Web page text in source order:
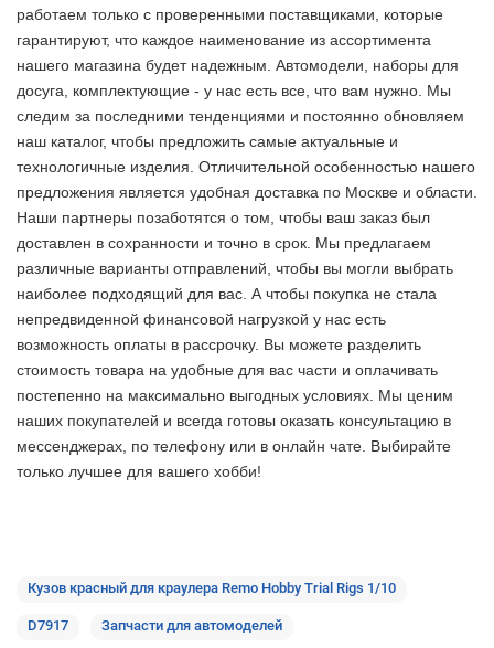
работаем только с проверенными поставщиками, которые
гарантируют, что каждое наименование из ассортимента
нашего магазина будет надежным. Автомодели, наборы для
досуга, комплектующие - у нас есть все, что вам нужно. Мы
следим за последними тенденциями и постоянно обновляем
наш каталог, чтобы предложить самые актуальные и
технологичные изделия. Отличительной особенностью нашего
предложения является удобная доставка по Москве и области.
Наши партнеры позаботятся о том, чтобы ваш заказ был
доставлен в сохранности и точно в срок. Мы предлагаем
различные варианты отправлений, чтобы вы могли выбрать
наиболее подходящий для вас. А чтобы покупка не стала
непредвиденной финансовой нагрузкой у нас есть
возможность оплаты в рассрочку. Вы можете разделить
стоимость товара на удобные для вас части и оплачивать
постепенно на максимально выгодных условиях. Мы ценим
наших покупателей и всегда готовы оказать консультацию в
мессенджерах, по телефону или в онлайн чате. Выбирайте
только лучшее для вашего хобби!
Кузов красный для краулера Remo Hobby Trial Rigs 1/10
D7917 Запчасти для автомоделей
2 недели